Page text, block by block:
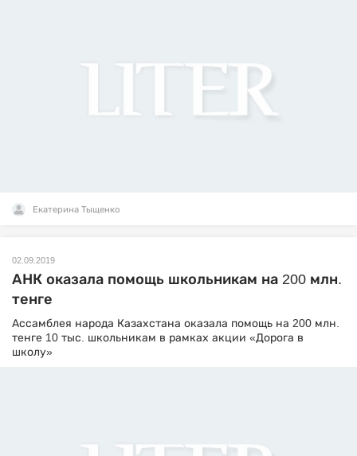
Екатерина Тыщенко
02.09.2019
АНК оказала помощь школьникам на 200 млн.
тенге
Ассамблея народа Казахстана оказала помощь на 200 млн.
тенге 10 тыс. школьникам в рамках акции «Дорога в
школу»